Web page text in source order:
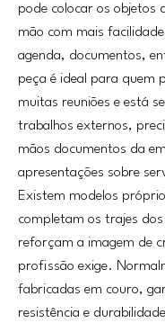
pode colocar os objetos
mão com mais
agenda, documentos,
peça é ideal para quem
muitas reuniões e está
trabalhos externos,
mãos documentos da
apresentações sobre
Existem modelos
completam os trajes
reforçam a imagem de
profissão exige.
fabricadas em couro,
resistência e